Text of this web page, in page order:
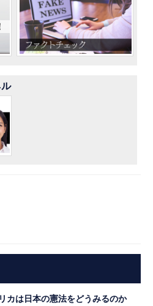
カは日本の憲法をどうみるのか